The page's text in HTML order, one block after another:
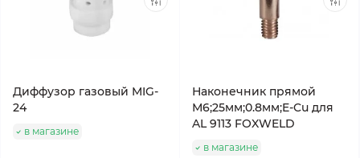
Диффузор газовый MIG-
24
в магазине
Наконечник прямой
М6;25мм;0.8мм;E-Cu для
AL 9113 FOXWELD
в магазине